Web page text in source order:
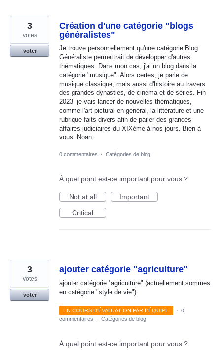
Création d'une catégorie "blogs
généralistes"
Je trouve personnellement qu'une catégorie Blog
Généraliste permettrait de développer d'autres
thématiques. Dans mon cas, j'ai un blog dans la
catégorie "musique". Alors certes, je parle de
musique classique, mais aussi d'histoire au travers
des grandes dynasties, de cinéma et de séries. Fin
2023, je vais lancer de nouvelles thématiques,
comme l'art pictural en général, la littérature et une
rubrique faits divers afin de parler des grandes
affaires judiciaires du XIXème à nos jours. Bien à
vous. Noan.
3
votes
voter
0 commentaires · Catégories de blog
À quel point est-ce important pour vous ?
Not at all
Important
Critical
ajouter catégorie "agriculture"
ajouter catégorie "agriculture" (actuellement sommes
en catégorie "style de vie")
3
votes
voter
EN COURS D'ÉVALUATION PAR L'ÉQUIPE · 0
commentaires
· Catégories de blog
À quel point est-ce important pour vous ?